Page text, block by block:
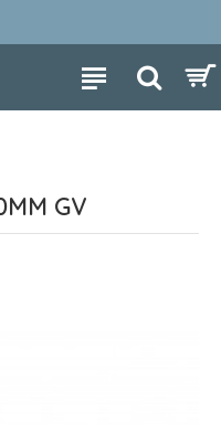
GV